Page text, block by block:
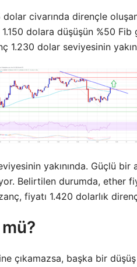
dolar civarında dirençle
dolara düşüşün %50
1.230 dolar seviyesinin
yakınında. Güçlü
Belirtilen durumda, ether
fiyatı 1.420 dolarlık
çıkamazsa, başka bir